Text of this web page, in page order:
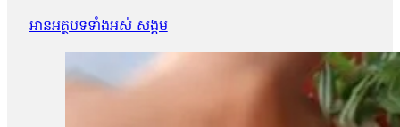
អានអត្ថបទទាំងអស់ សង្គម